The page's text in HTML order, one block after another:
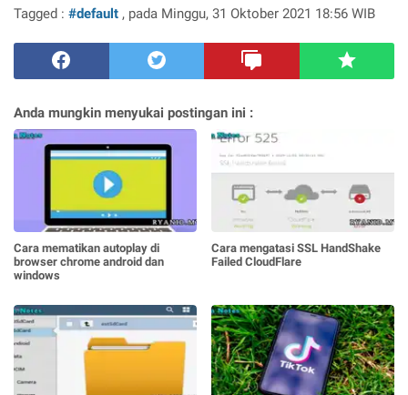
Tagged : #default , pada Minggu, 31 Oktober 2021 18:56 WIB
Anda mungkin menyukai postingan ini :
Cara mematikan autoplay di
browser chrome android dan
windows
Cara mengatasi SSL HandShake
Failed CloudFlare